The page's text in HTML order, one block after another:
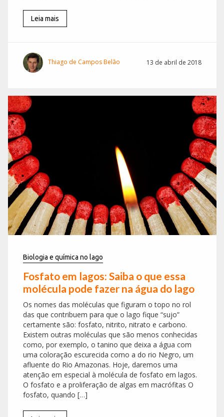
Leia mais
Thiago de Campos Belão 13 de abril de 2018
Biologia e química no lago
Fosfato em lagos: Saiba o que essa
molécula pode fazer na água do lago
Os nomes das moléculas que figuram o topo no rol
das que contribuem para que o lago fique “sujo”
certamente são: fosfato, nitrito, nitrato e carbono.
Existem outras moléculas que são menos conhecidas
como, por exemplo, o tanino que deixa a água com
uma coloração escurecida como a do rio Negro, um
afluente do Rio Amazonas. Hoje, daremos uma
atenção em especial à molécula de fosfato em lagos.
O fosfato e a proliferação de algas em macrófitas O
fosfato, quando […]